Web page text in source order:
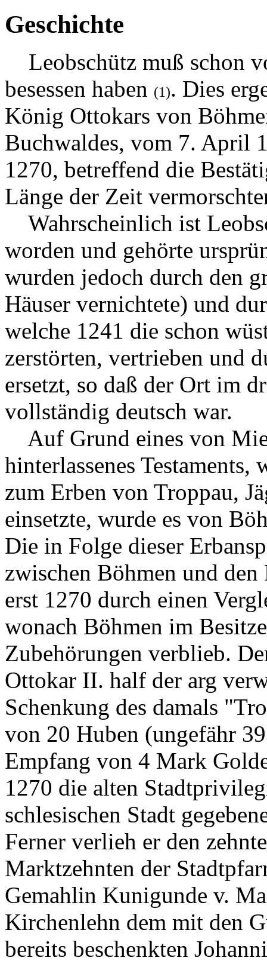
Geschichte
Leobschütz muß schon
besessen haben (1). Dies
König Ottokars von
Buchwaldes, vom 7. April
1270, betreffend die
Länge der Zeit
Wahrscheinlich ist
worden und gehörte
wurden jedoch durch den
Häuser vernichtete) und
welche 1241 die schon
zerstörten, vertrieben und
ersetzt, so daß der Ort im
vollständig deutsch war.
Auf Grund eines von
hinterlassenes
zum Erben von Troppau,
einsetzte, wurde es von
Die in Folge dieser
zwischen Böhmen und
erst 1270 durch einen
wonach Böhmen im
Zubehörungen verblieb.
Ottokar II. half der arg
Schenkung des damals
von 20 Huben (ungefähr
Empfang von 4 Mark
1270 die alten
schlesischen Stadt
Ferner verlieh er den
Marktzehnten der
Gemahlin Kunigunde v.
Kirchenlehn dem mit den
bereits beschenkten